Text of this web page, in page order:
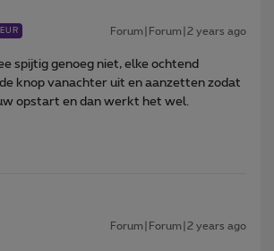
Forum|Forum|2 years ago
spijtig genoeg niet, elke ochtend
knop vanachter uit en aanzetten zodat
opstart en dan werkt het wel.
Forum|Forum|2 years ago